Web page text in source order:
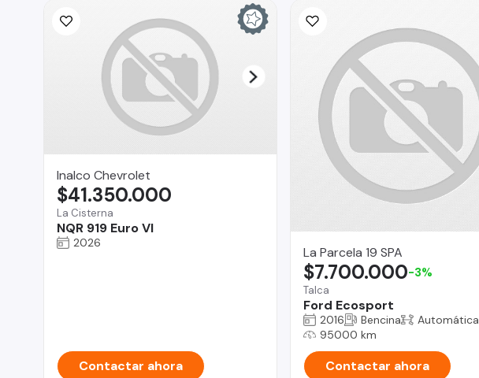
Inalco Chevrolet
La Cisterna
NQR 919 Euro VI
$41.350.000
2026
Contactar ahora
La Parcela 19 SPA
Talca
Ford Ecosport
$7.700.000-3%
2016 Bencina
Automática
95000 km
Contactar ahora